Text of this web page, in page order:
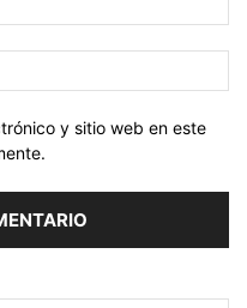
y sitio web en este